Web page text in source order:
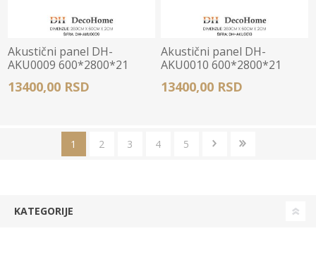
Akustični panel DH-
AKU0009 600*2800*21
13400,00 RSD
Akustični panel DH-
AKU0010 600*2800*21
13400,00 RSD
1 2 3 4 5
KATEGORIJE